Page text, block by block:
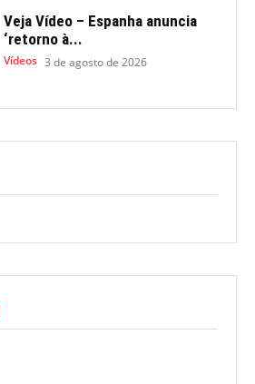
Veja Vídeo – Espanha anuncia
‘retorno à...
Vídeos 3 de agosto de 2026